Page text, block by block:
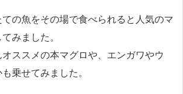
の魚をその場で食べられると人気のマ
みました。
ススメの本マグロや、エンガワやウ
乗せてみました。